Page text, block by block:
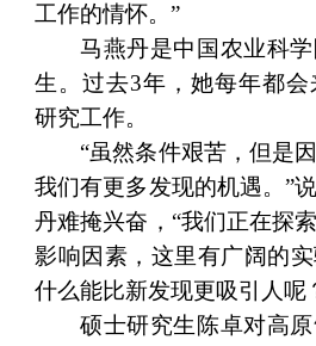
工作的情怀。”
马燕丹是中国农业科
生。过去3年，她每年都
研究工作。
“虽然条件艰苦，但是
我们有更多发现的机遇。”
丹难掩兴奋，“我们正在探
影响因素，这里有广阔的
什么能比新发现更吸引人呢
硕士研究生陈卓对高